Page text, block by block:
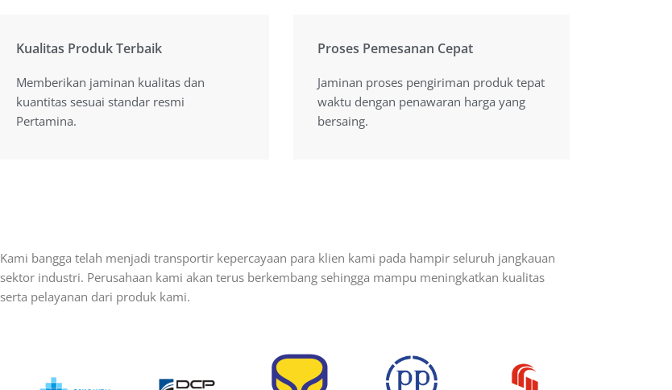
Kualitas Produk Terbaik
Memberikan jaminan kualitas dan
kuantitas sesuai standar resmi
Pertamina.
Kualitas Produk Terbaik
Memberikan jaminan kualitas dan
kuantitas sesuai standar resmi
Pertamina.
Proses Pemesanan Cepat
Jaminan proses pengiriman produk tepat
waktu dengan penawaran harga yang
bersaing.
Proses Pemesanan Cepat
Jaminan proses pengiriman produk tepat
waktu dengan penawaran harga yang
bersaing.
Kami bangga telah menjadi transportir kepercayaan para klien kami pada hampir seluruh jangkauan
sektor industri. Perusahaan kami akan terus berkembang sehingga mampu meningkatkan kualitas
serta pelayanan dari produk kami.